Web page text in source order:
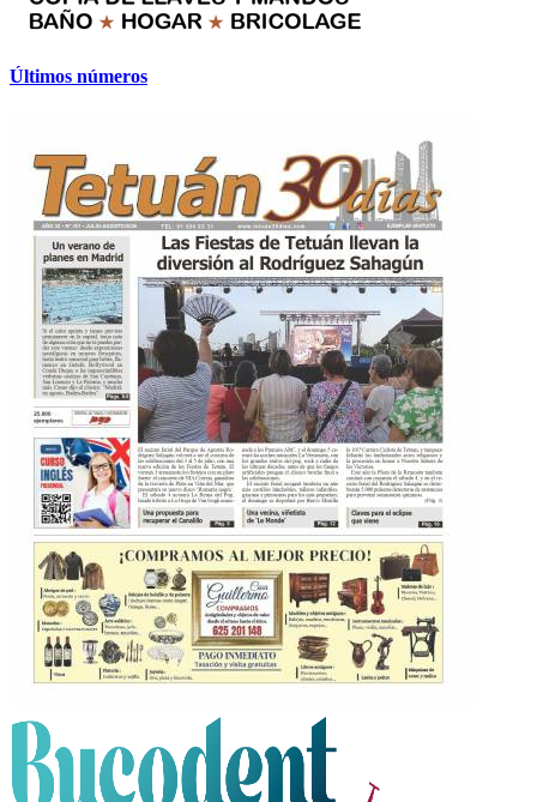
Últimos números